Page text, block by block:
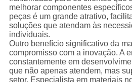
melhorar componentes
peças é um grande atrativo,
soluções que atendam às
individuais.
Outro benefício significativo da
compromisso com a inovação. A
constantemente em
que não apenas atendem, mas
setor. Especialista em materiais